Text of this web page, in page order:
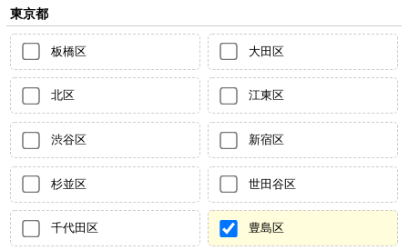
東京都
板橋区 大田区
北区 江東区
渋谷区 新宿区
杉並区 世田谷区
千代田区 豊島区